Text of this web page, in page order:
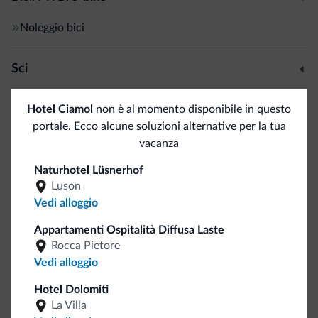
Noleggio bici
Sci
Deposito sci
Dolomiti Superski
Sport e attività
Maneggio/Equitazione
Percorsi trekking
Servizi generali
Cassetta di sicurezza
Hotel Ciamol non è al momento disponibile in questo
portale. Ecco alcune soluzioni alternative per la tua
vacanza
Naturhotel Lüsnerhof
Luson
Vedi alloggio
Appartamenti Ospitalità Diffusa Laste
Rocca Pietore
Vedi alloggio
Hotel Dolomiti
La Villa